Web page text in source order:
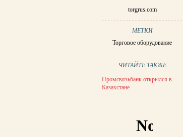
torgrus.com
МЕТКИ
Торговое оборудование
ЧИТАЙТЕ ТАКЖЕ
Промсвязьбанк открылся в
Казахстане